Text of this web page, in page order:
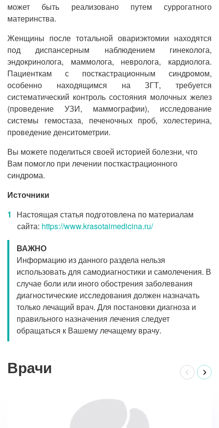
может быть реализовано путем суррогатного
материнства.
Женщины после тотальной овариэктомии находятся
под диспансерным наблюдением гинеколога,
эндокринолога, маммолога, невролога, кардиолога.
Пациенткам с посткастрационным синдромом,
особенно находящимся на ЗГТ, требуется
систематический контроль состояния молочных желез
(проведение УЗИ, маммографии), исследование
системы гемостаза, печеночных проб, холестерина,
проведение денситометрии.
Вы можете поделиться своей историей болезни, что
Вам помогло при лечении посткастрационного
синдрома.
Источники
Настоящая статья подготовлена по материалам
сайта: https://www.krasotaimedicina.ru/
ВАЖНО
Информацию из данного раздела нельзя
использовать для самодиагностики и самолечения. В
случае боли или иного обострения заболевания
диагностические исследования должен назначать
только лечащий врач. Для постановки диагноза и
правильного назначения лечения следует
обращаться к Вашему лечащему врачу.
Врачи